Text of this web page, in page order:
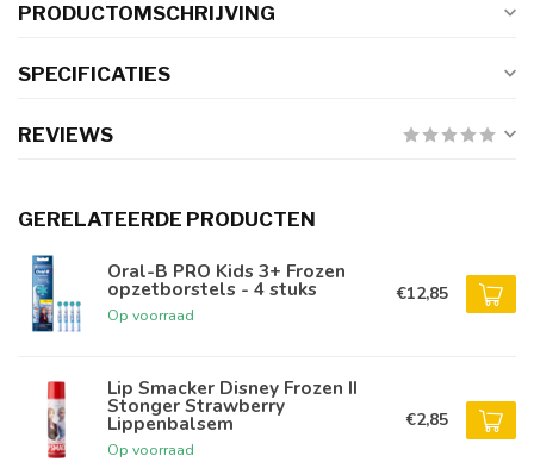
PRODUCTOMSCHRIJVING
SPECIFICATIES
REVIEWS
GERELATEERDE PRODUCTEN
Oral-B PRO Kids 3+ Frozen
opzetborstels - 4 stuks
Op voorraad
€12,85
Lip Smacker Disney Frozen II
Stonger Strawberry
Lippenbalsem
Op voorraad
€2,85